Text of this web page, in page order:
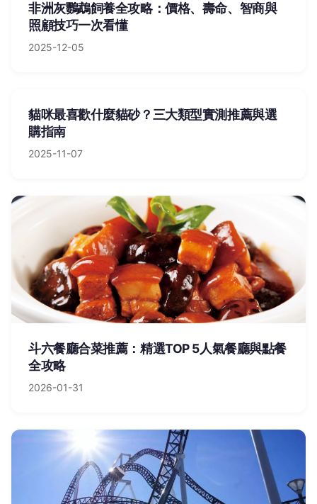
非洲灰鸚鵡飼養全攻略：價格、壽命、智商與
照顧技巧一次看懂
2025-12-05
貓咪最喜歡什麼貓砂？三大類型實測推薦與選
購指南
2025-11-07
斗六餐廳合菜推薦：精選TOP 5人氣餐廳與點餐
全攻略
2026-01-31